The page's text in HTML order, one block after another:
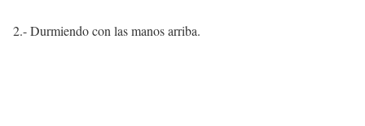
2.- Durmiendo con las manos arriba.